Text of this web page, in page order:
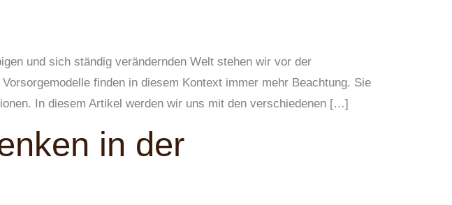
und sich ständig verändernden Welt stehen wir vor der
finden in diesem Kontext immer mehr Beachtung. Sie
In diesem Artikel werden wir uns mit den verschiedenen […]
in der